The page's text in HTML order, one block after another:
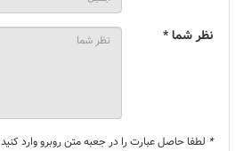
نظر شما *
* لطفا حاصل عبارت را در جعبه متن روبرو وارد کنید